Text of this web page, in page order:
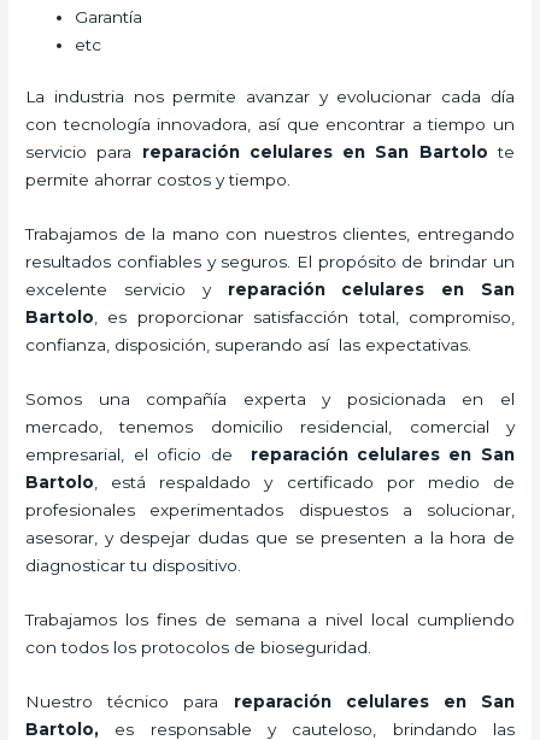
Garantía
etc
La industria nos permite avanzar y evolucionar cada día
con tecnología innovadora, así que encontrar a tiempo un
servicio para reparación celulares en San Bartolo te
permite ahorrar costos y tiempo.
Trabajamos de la mano con nuestros clientes, entregando
resultados confiables y seguros. El propósito de brindar un
excelente servicio y reparación celulares en San
Bartolo , es proporcionar satisfacción total, compromiso,
confianza, disposición, superando así las expectativas.
Somos una compañía experta y posicionada en el
mercado, tenemos domicilio residencial, comercial y
empresarial, el oficio de reparación celulares en San
Bartolo , está respaldado y certificado por medio de
profesionales experimentados dispuestos a solucionar,
asesorar, y despejar dudas que se presenten a la hora de
diagnosticar tu dispositivo.
Trabajamos los fines de semana a nivel local cumpliendo
con todos los protocolos de bioseguridad.
Nuestro técnico para reparación celulares
en San
Bartolo, es responsable y cauteloso, brindando las